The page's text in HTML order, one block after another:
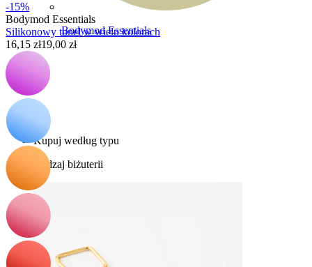
Bodymod Essentials
Kupuj według typu
Rodzaj biżuterii
-15%
Bodymod Essentials
Silikonowy tunel w wielu kolorach
16,15 zł19,00 zł